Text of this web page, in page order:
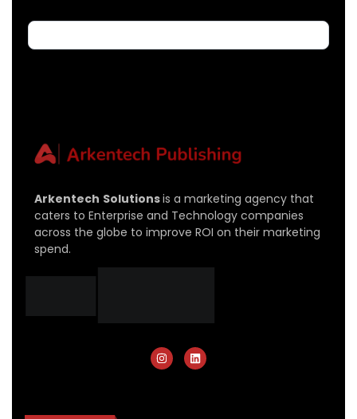
Arkentech Solutionsis a marketing agency that
caters to Enterprise and Technology companies
across the globe to improve ROI on their marketing
spend.